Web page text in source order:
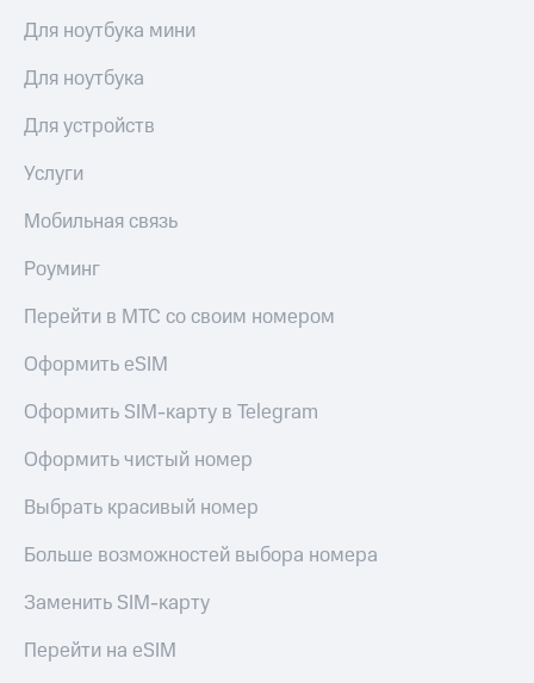
Для ноутбука мини
Для ноутбука
Для устройств
Услуги
Мобильная связь
Роуминг
Перейти в МТС со своим номером
Оформить eSIM
Оформить SIM-карту в Telegram
Оформить чистый номер
Выбрать красивый номер
Больше возможностей выбора номера
Заменить SIM-карту
Перейти на eSIM